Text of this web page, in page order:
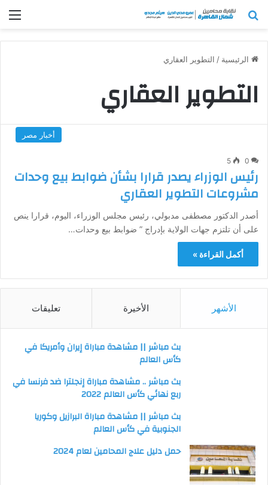
بحث عن
الرئيسية / التطوير العقاري
التطوير العقاري
أخبار مصر
0
5
رئيس الوزراء يصدر قرارا بشأن ضوابط بيع وحدات
مشروعات التطوير العقاري
أصدر الدكتور مصطفى مدبولي، رئيس مجلس الوزراء، اليوم، قرارا ينص
على أن تلتزم جهات الولاية بإدراج ” ضوابط بيع وحدات…
أكمل القراءة »
الأشهر الأخيرة تعليقات
بث مباشر || مشاهدة مباراة إيران وأمريكا في
كأس العالم
بث مباشر .. مشاهدة مباراة إنجلترا ضد فرنسا في
ربع نهائي كأس العالم 2022
بث مباشر || مشاهدة مباراة البرازيل وكوريا
الجنوبية في كأس العالم
حمل دليل علاج المحامين لعام 2024